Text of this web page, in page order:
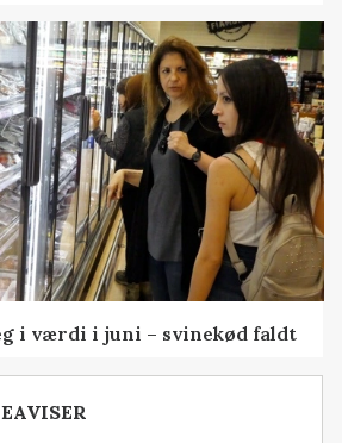
i værdi i juni – svinekød faldt